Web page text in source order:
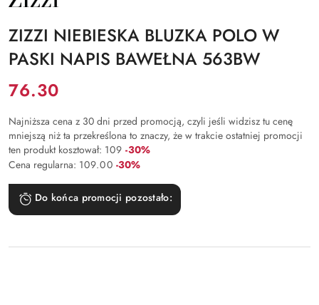
PRODUCENTA:
ZIZZI NIEBIESKA BLUZKA POLO W
PASKI NAPIS BAWEŁNA 563BW
Cena:
76.30
Najniższa cena z 30 dni przed promocją, czyli jeśli widzisz tu cenę
mniejszą niż ta przekreślona to znaczy, że w trakcie ostatniej promocji
ten produkt kosztował: 109 Rabat:
-30%
Cena regularna: 109.00 Rabat:
-30%
Do końca promocji pozostało: